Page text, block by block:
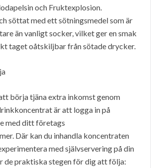
och Fruktexplosion.
söttat med ett sötningsmedel som är
än vanligt socker, vilket ger en smak
taget oåtskiljbar från sötade drycker.
börja tjäna extra inkomst genom
är att logga in på
med ditt företags
Där kan du inhandla koncentraten
med självservering på din
de praktiska stegen för dig att följa: